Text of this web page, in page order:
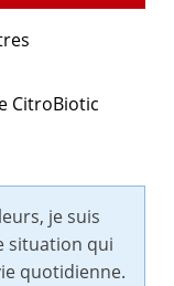
CitroBiotic
je suis
situation qui
quotidienne.